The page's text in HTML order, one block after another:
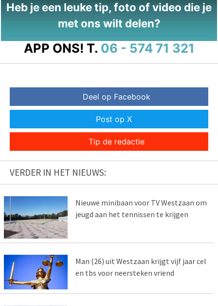
Heb je een leuke tip, foto of video die je
met ons wilt delen?
APP ONS! T. 06 - 574 71 321
Deel op Facebook
Post op X
Tip de redactie
VERDER IN HET NIEUWS:
Nieuwe minibaan voor TV Westzaan om
jeugd aan het tennissen te krijgen
Man (26) uit Westzaan krijgt vijf jaar cel
en tbs voor neersteken vriend